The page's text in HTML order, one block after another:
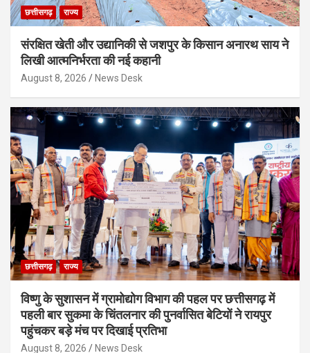
छत्तीसगढ़ राज्य
संरक्षित खेती और उद्यानिकी से जशपुर के किसान अनारथ साय ने
लिखी आत्मनिर्भरता की नई कहानी
August 8, 2026 News Desk
छत्तीसगढ़ राज्य
विष्णु के सुशासन में ग्रामोद्योग विभाग की पहल पर छत्तीसगढ़ में
पहली बार सुकमा के चिंतलनार की पुनर्वासित बेटियों ने रायपुर
पहुंचकर बड़े मंच पर दिखाई प्रतिभा
August 8, 2026 News Desk